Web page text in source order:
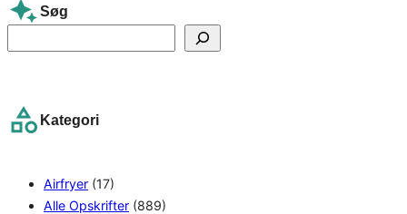
Søg
e
c
Kategori
Airfryer (17)
Alle Opskrifter (889)